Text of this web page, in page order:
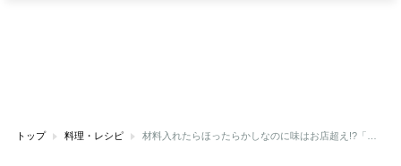
トップ 料理・レシピ